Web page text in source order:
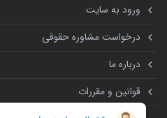
ورود به سایت
درخواست مشاوره حقوقی
درباره ما
قوانین و مقررات